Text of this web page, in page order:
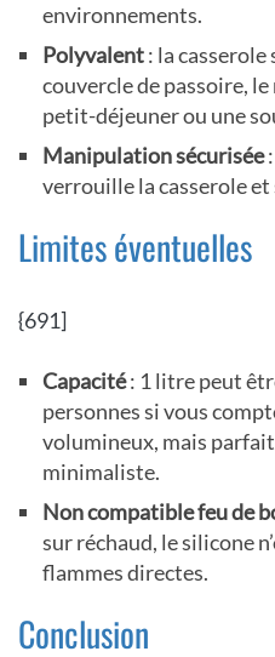
environnements.
Polyvalent: la casserole
couvercle de passoire,
petit-déjeuner ou une
Manipulation sécurisée:
verrouille la casserole
Limites éventuelles
{691]
Capacité: 1 litre peut
personnes si vous
volumineux, mais
minimaliste.
Non compatible feu de
sur réchaud, le silicone
flammes directes.
Conclusion